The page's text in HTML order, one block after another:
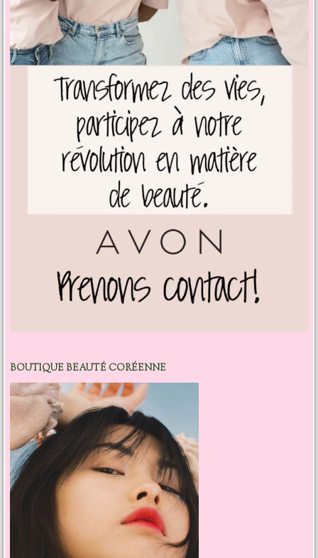
BOUTIQUE BEAUTÉ CORÉENNE